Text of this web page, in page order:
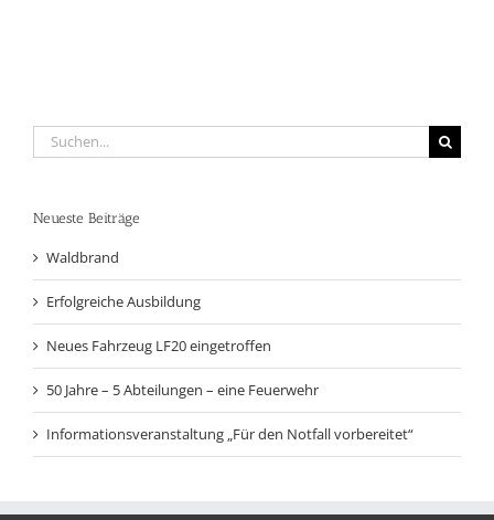
Suche
nach:
Neueste Beiträge
Waldbrand
Erfolgreiche Ausbildung
Neues Fahrzeug LF20 eingetroffen
50 Jahre – 5 Abteilungen – eine Feuerwehr
Informationsveranstaltung „Für den Notfall vorbereitet“